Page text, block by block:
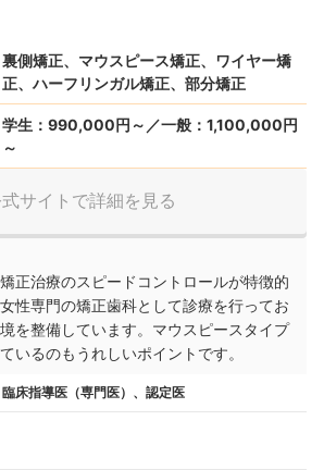
裏側矯正、マウスピース矯正、ワイヤー矯
正、ハーフリンガル矯正、部分矯正
学生：990,000円～／一般：1,100,000円
～
サイトで詳細を見る
矯正治療のスピードコントロールが特徴的
性専門の矯正歯科として診療を行ってお
を整備しています。 マウスピースタイプ
いるのもうれしいポイントです。
臨床指導医（専門医）、認定医